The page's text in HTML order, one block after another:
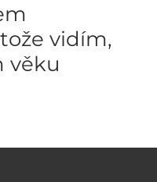
vidím,
věku